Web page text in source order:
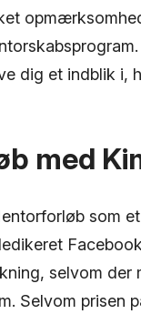
dig et indblik i,
med
som
selvom der
Selvom prisen